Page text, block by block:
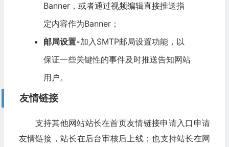
Banner，或者通过视频编辑直接推送指
定内容作为Banner；
邮局设置-加入SMTP邮局设置功能，以
保证一些关键性的事件及时推送告知网站
用户。
友情链接
支持其他网站站长在首页友情链接申请入口申请
友情链接，站长在后台审核后上线；也支持站长在网